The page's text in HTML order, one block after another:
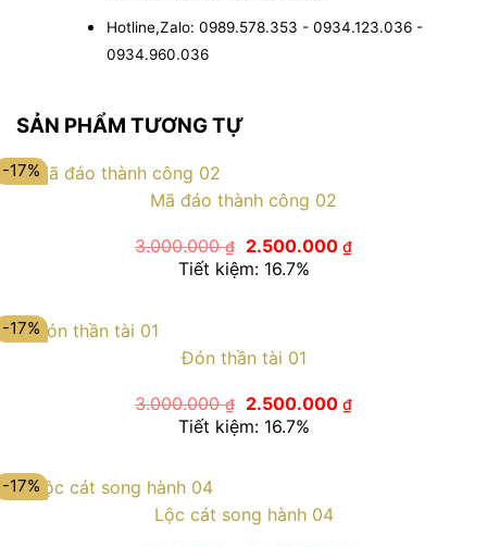
Hotline,Zalo: 0989.578.353 - 0934.123.036 -
0934.960.036
SẢN PHẨM TƯƠNG TỰ
-17%
Mã đáo thành công 02
3.000.000₫
Giá
gốc
là:
2.500.000 ₫Giá
hiện
Tiết kiệm: 16.7%
-17%
Đón thần tài 01
3.000.000₫
Giá
gốc
là:
2.500.000 ₫Giá
hiện
Tiết kiệm: 16.7%
-17%
Lộc cát song hành 04